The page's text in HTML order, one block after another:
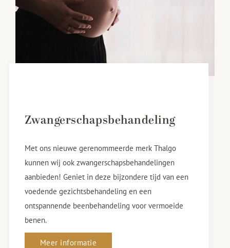
Zwangerschapsbehandeling
Met ons nieuwe gerenommeerde merk Thalgo
kunnen wij ook zwangerschapsbehandelingen
aanbieden! Geniet in deze bijzondere tijd van een
voedende gezichtsbehandeling en een
ontspannende beenbehandeling voor vermoeide
benen.
Meer informatie